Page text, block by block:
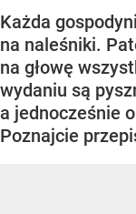
Każda
na naleśniki.
na głowę
wydaniu są
a jednocześnie
Poznajcie